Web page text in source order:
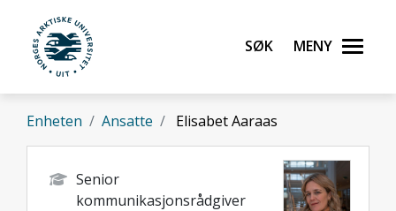
Gå til hovedinnhold
UiT Norges arktiske universitet
Søk Meny
Enheten Ansatte Elisabet Aaraas
Senior
kommunikasjonsrådgiver